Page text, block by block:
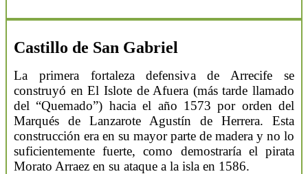
Castillo de San Gabriel
La primera fortaleza defensiva de Arrecife se
construyó en El Islote de Afuera (más tarde llamado
del “Quemado”) hacia el año 1573 por orden del
Marqués de Lanzarote Agustín de Herrera. Esta
construcción era en su mayor parte de madera y no lo
suficientemente fuerte, como demostraría el pirata
Morato Arraez en su ataque a la isla en 1586.